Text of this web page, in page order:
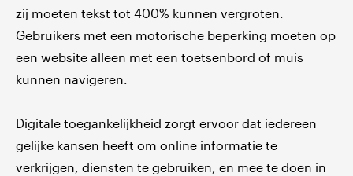
zij moeten tekst tot 400% kunnen vergroten.
Gebruikers met een motorische beperking moeten op
een website alleen met een toetsenbord of muis
kunnen navigeren.
Digitale toegankelijkheid zorgt ervoor dat iedereen
gelijke kansen heeft om online informatie te
verkrijgen, diensten te gebruiken, en mee te doen in